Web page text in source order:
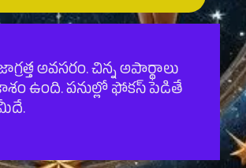
అవసరం. చిన్న అపార్థాలు
ఉంది. పనుల్లో ఫోకస్ పెడితే